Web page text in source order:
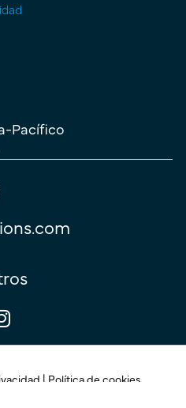
Pacífico
| Política de cookies